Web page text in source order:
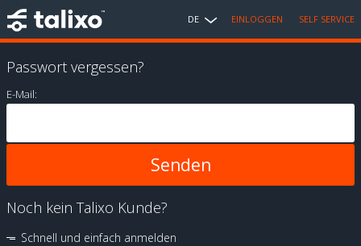
DE EINLOGGEN SELF SERVICE
Passwort vergessen?
E-Mail:
Noch kein Talixo Kunde?
Schnell und einfach anmelden